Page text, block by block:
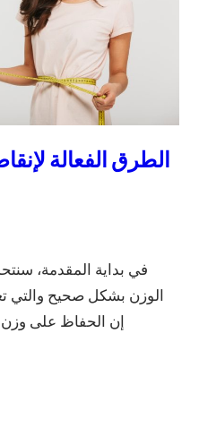
الطرق الفعالة
في بداية المقدمة،
الوزن بشكل صحيح والتي
إن الحفاظ على